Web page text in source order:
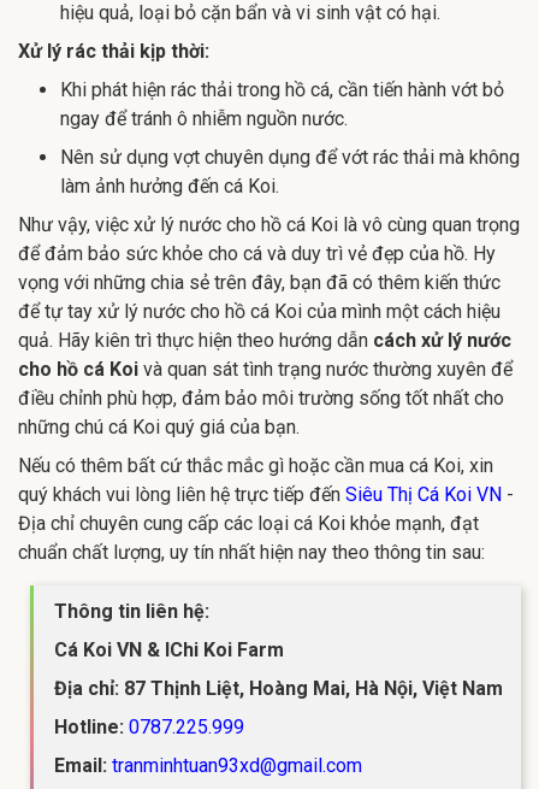
hiệu quả, loại bỏ cặn bẩn và vi sinh vật có hại.
Xử lý rác thải kịp thời:
Khi phát hiện rác thải trong hồ cá, cần tiến hành vớt bỏ
ngay để tránh ô nhiễm nguồn nước.
Nên sử dụng vợt chuyên dụng để vớt rác thải mà không
làm ảnh hưởng đến cá Koi.
Như vậy, việc xử lý nước cho hồ cá Koi là vô cùng quan trọng
để đảm bảo sức khỏe cho cá và duy trì vẻ đẹp của hồ. Hy
vọng với những chia sẻ trên đây, bạn đã có thêm kiến thức
để tự tay xử lý nước cho hồ cá Koi của mình một cách hiệu
quả. Hãy kiên trì thực hiện theo hướng dẫn cách xử lý nước
cho hồ cá Koi và quan sát tình trạng nước thường xuyên để
điều chỉnh phù hợp, đảm bảo môi trường sống tốt nhất cho
những chú cá Koi quý giá của bạn.
Nếu có thêm bất cứ thắc mắc gì hoặc cần mua cá Koi, xin
quý khách vui lòng liên hệ trực tiếp đến Siêu Thị Cá Koi VN -
Địa chỉ chuyên cung cấp các loại cá Koi khỏe mạnh, đạt
chuẩn chất lượng, uy tín nhất hiện nay theo thông tin sau:
Thông tin liên hệ:
Cá Koi VN & IChi Koi Farm
Địa chỉ: 87 Thịnh Liệt, Hoàng Mai, Hà Nội, Việt Nam
Hotline: 0787.225.999
Email: tranminhtuan93xd@gmail.com